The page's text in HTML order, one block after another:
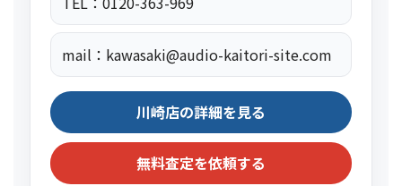
mail：kawasaki@audio-kaitori-site.com
川崎店の詳細を見る
無料査定を依頼する